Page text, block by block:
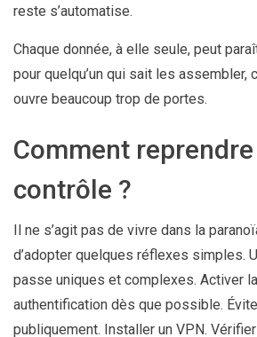
reste s’automatise.
Chaque donnée, à elle seule, peut
pour quelqu’un qui sait les assembler,
ouvre beaucoup trop de portes.
Comment
contrôle ?
Il ne s’agit pas de vivre dans la
d’adopter quelques réflexes simples.
passe uniques et complexes. Activer
authentification dès que possible.
publiquement. Installer un VPN.